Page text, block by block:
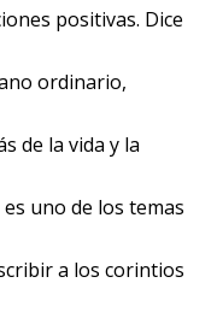
positivas. Dice
ordinario,
de la vida y la
uno de los temas
a los corintios